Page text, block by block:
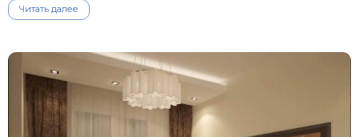
Читать далее